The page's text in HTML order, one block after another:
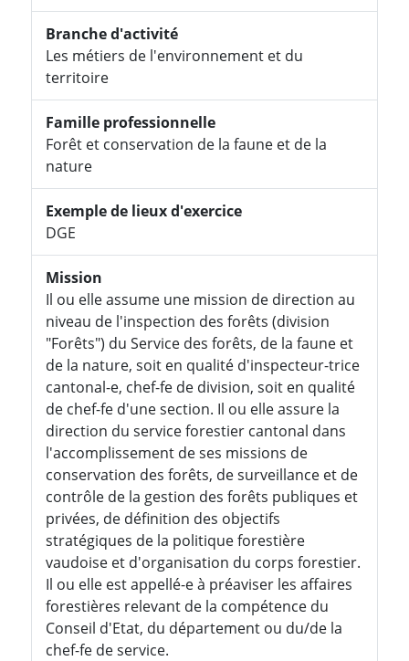
Branche d'activité
Les métiers de l'environnement et du
territoire
Famille professionnelle
Forêt et conservation de la faune et de la
nature
Exemple de lieux d'exercice
DGE
Mission
Il ou elle assume une mission de direction au
niveau de l'inspection des forêts (division
"Forêts") du Service des forêts, de la faune et
de la nature, soit en qualité d'inspecteur-trice
cantonal-e, chef-fe de division, soit en qualité
de chef-fe d'une section. Il ou elle assure la
direction du service forestier cantonal dans
l'accomplissement de ses missions de
conservation des forêts, de surveillance et de
contrôle de la gestion des forêts publiques et
privées, de définition des objectifs
stratégiques de la politique forestière
vaudoise et d'organisation du corps forestier.
Il ou elle est appellé-e à préaviser les affaires
forestières relevant de la compétence du
Conseil d'Etat, du département ou du/de la
chef-fe de service.